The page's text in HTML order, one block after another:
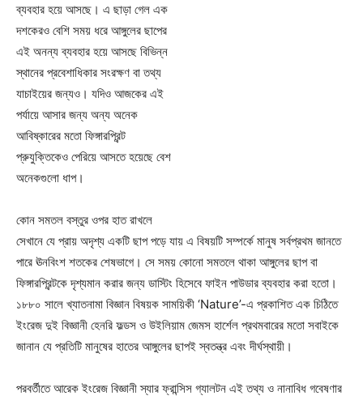
ব্যবহার হয়ে আসছে। এ ছাড়া গেল এক
দশকেরও বেশি সময় ধরে আঙ্গুলের ছাপের
এই অনন্য ব্যবহার হয়ে আসছে বিভিন্ন
স্থানের প্রবেশাধিকার সংরক্ষণ বা তথ্য
যাচাইয়ের জন্যও। যদিও আজকের এই
পর্যায়ে আসার জন্য অন্য অনেক
আবিষ্কারের মতো ফিঙ্গারপ্রিন্ট
প্রুযুক্তিকেও পেরিয়ে আসতে হয়েছে বেশ
অনেকগুলো ধাপ।
কোন সমতল বস্তুর ওপর হাত রাখলে
সেখানে যে প্রায় অদৃশ্য একটি ছাপ পড়ে যায় এ বিষয়টি সম্পর্কে মানুষ সর্বপ্রথম জানতে
পারে ঊনবিংশ শতকের শেষভাগে। সে সময় কোনো সমতলে থাকা আঙ্গুলের ছাপ বা
ফিঙ্গারপ্রিন্টকে দৃশ্যমান করার জন্য ডাস্টিং হিসেবে ফাইন পাউডার ব্যবহার করা হতো।
১৮৮০ সালে খ্যাতনামা বিজ্ঞান বিষয়ক সাময়িকী ‘Nature’-এ প্রকাশিত এক চিঠিতে
ইংরেজ দুই বিজ্ঞানী হেনরি ফল্ডস ও উইলিয়াম জেমস হার্শেল প্রথমবারের মতো সবাইকে
জানান যে প্রতিটি মানুষের হাতের আঙ্গুলের ছাপই স্বতন্ত্র এবং দীর্ঘস্থায়ী।
পরবর্তীতে আরেক ইংরেজ বিজ্ঞানী স্যার ফ্রান্সিস গ্যালটন এই তথ্য ও নানাবিধ গবেষণার